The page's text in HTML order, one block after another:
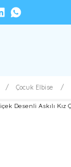
Çocuk Elbise